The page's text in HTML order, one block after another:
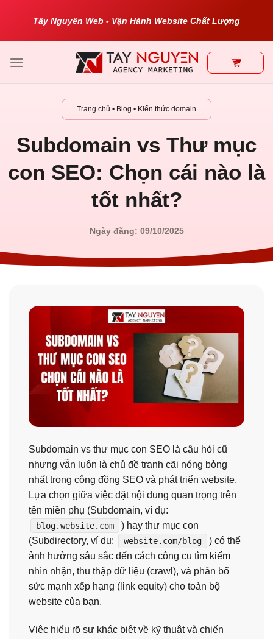
Tây Nguyên Web - Vận Hành Website Chất Lượng
Trang chủ • Blog • Kiến thức domain
Subdomain vs Thư mục
con SEO: Chọn cái nào là
tốt nhất?
Ngày đăng: 09/10/2025
Subdomain vs thư mục con SEO là câu hỏi cũ
nhưng vẫn luôn là chủ đề tranh cãi nóng bỏng
nhất trong cộng đồng SEO và phát triển website.
Lựa chọn giữa việc đặt nội dung quan trọng trên
tên miền phụ (Subdomain, ví dụ:
blog.website.com
) hay thư mục con
(Subdirectory, ví dụ:
website.com/blog
) có thể
ảnh hưởng sâu sắc đến cách công cụ tìm kiếm
nhìn nhận, thu thập dữ liệu (crawl), và phân bổ
sức mạnh xếp hạng (link equity) cho toàn bộ
website của bạn.
Việc hiểu rõ sự khác biệt về kỹ thuật và chiến